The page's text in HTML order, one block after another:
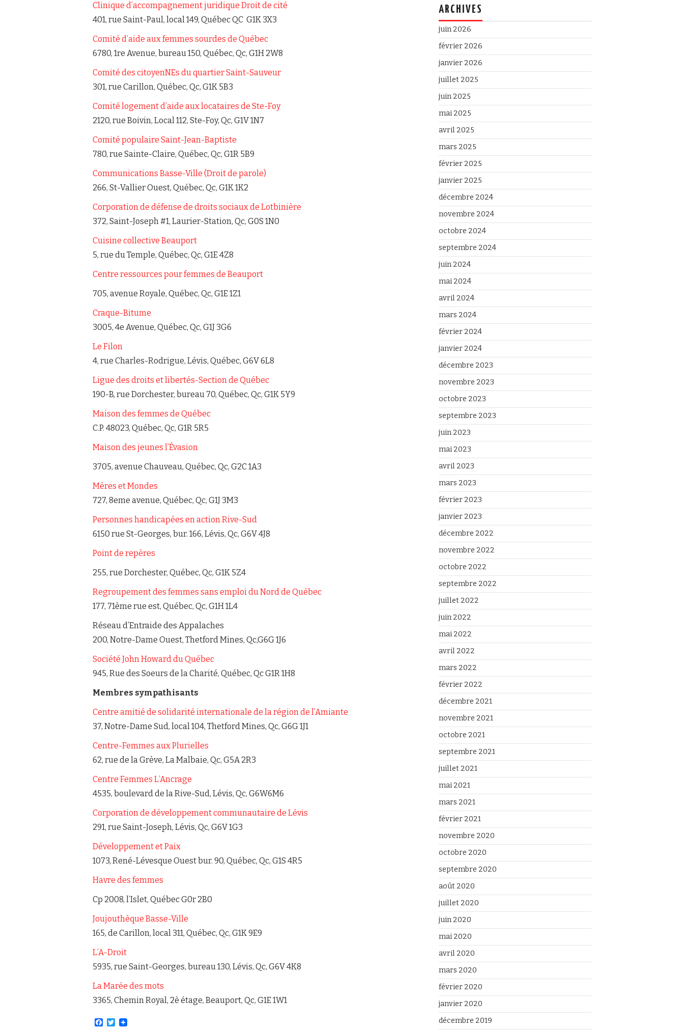
Clinique d’accompagnement juridique Droit de cité
401, rue Saint-Paul, local 149, Québec QC G1K 3X3
Comité d’aide aux femmes sourdes de Québec
6780, 1re Avenue, bureau 150, Québec, Qc, G1H 2W8
Comité des citoyenNEs du quartier Saint-Sauveur
301, rue Carillon, Québec, Qc, G1K 5B3
Comité logement d’aide aux locataires de Ste-Foy
2120, rue Boivin, Local 112, Ste-Foy, Qc, G1V 1N7
Comité populaire Saint-Jean-Baptiste
780, rue Sainte-Claire, Québec, Qc, G1R 5B9
Communications Basse-Ville (Droit de parole)
266, St-Vallier Ouest, Québec, Qc, G1K 1K2
Corporation de défense de droits sociaux de Lotbinière
372, Saint-Joseph #1, Laurier-Station, Qc, G0S 1N0
Cuisine collective Beauport
5, rue du Temple, Québec, Qc, G1E 4Z8
Centre ressources pour femmes de Beauport
705, avenue Royale, Québec, Qc, G1E 1Z1
Craque-Bitume
3005, 4e Avenue, Québec, Qc, G1J 3G6
Le Filon
4, rue Charles-Rodrigue, Lévis, Québec, G6V 6L8
Ligue des droits et libertés-Section de Québec
190-B, rue Dorchester, bureau 70, Québec, Qc, G1K 5Y9
Maison des femmes de Québec
C.P. 48023, Québec, Qc, G1R 5R5
Maison des jeunes l’Évasion
3705, avenue Chauveau, Québec, Qc, G2C 1A3
Mères et Mondes
727, 8eme avenue, Québec, Qc, G1J 3M3
Personnes handicapées en action Rive-Sud
6150 rue St-Georges, bur. 166, Lévis, Qc, G6V 4J8
Point de repères
255, rue Dorchester, Québec, Qc, G1K 5Z4
Regroupement des femmes sans emploi du Nord de Québec
177, 71ème rue est, Québec, Qc, G1H 1L4
Réseau d’Entraide des Appalaches
200, Notre-Dame Ouest, Thetford Mines, Qc,G6G 1J6
Société John Howard du Québec
945, Rue des Soeurs de la Charité, Québec, Qc G1R 1H8
Membres sympathisants
Centre amitié de solidarité internationale de la région de l’Amiante
37, Notre-Dame Sud, local 104, Thetford Mines, Qc, G6G 1J1
Centre-Femmes aux Plurielles
62, rue de la Grève, La Malbaie, Qc, G5A 2R3
Centre Femmes L’Ancrage
4535, boulevard de la Rive-Sud, Lévis, Qc, G6W6M6
Corporation de développement communautaire de Lévis
291, rue Saint-Joseph, Lévis, Qc, G6V 1G3
Développement et Paix
1073, René-Lévesque Ouest bur. 90, Québec, Qc, G1S 4R5
Havre des femmes
Cp 2008, l’Islet, Québec G0r 2B0
Joujouthèque Basse-Ville
165, de Carillon, local 311, Québec, Qc, G1K 9E9
L’A-Droit
5935, rue Saint-Georges, bureau 130, Lévis, Qc, G6V 4K8
La Marée des mots
3365, Chemin Royal, 2è étage, Beauport, Qc, G1E 1W1
F
T
ARCHIVES
juin 2026
février 2026
janvier 2026
juillet 2025
juin 2025
mai 2025
avril 2025
mars 2025
février 2025
janvier 2025
décembre 2024
novembre 2024
octobre 2024
septembre 2024
juin 2024
mai 2024
avril 2024
mars 2024
février 2024
janvier 2024
décembre 2023
novembre 2023
octobre 2023
septembre 2023
juin 2023
mai 2023
avril 2023
mars 2023
février 2023
janvier 2023
décembre 2022
novembre 2022
octobre 2022
septembre 2022
juillet 2022
juin 2022
mai 2022
avril 2022
mars 2022
février 2022
décembre 2021
novembre 2021
octobre 2021
septembre 2021
juillet 2021
mai 2021
mars 2021
février 2021
novembre 2020
octobre 2020
septembre 2020
août 2020
juillet 2020
juin 2020
mai 2020
avril 2020
mars 2020
février 2020
janvier 2020
décembre 2019